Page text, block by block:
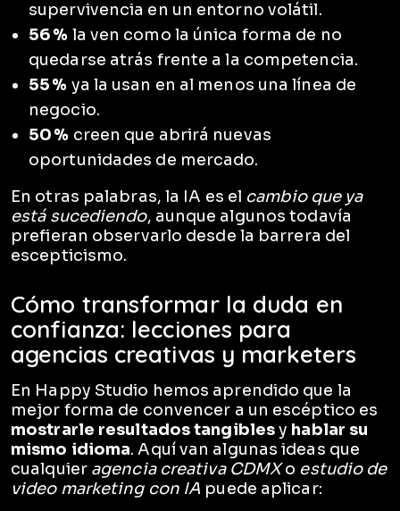
supervivencia en un entorno volátil.
56 % la ven como la única forma de no
quedarse atrás frente a la competencia.
55 % ya la usan en al menos una línea de
negocio.
50 % creen que abrirá nuevas
oportunidades de mercado.
En otras palabras, la IA es el cambio que ya
está sucediendo, aunque algunos todavía
prefieran observarlo desde la barrera del
escepticismo.
Cómo transformar la duda en
confianza: lecciones para
agencias creativas y marketers
En Happy Studio hemos aprendido que la
mejor forma de convencer a un escéptico es
mostrarle resultados tangiblesy hablar su
mismo idioma. Aquí van algunas ideas que
cualquier agencia creativa CDMXo estudio de
video marketing con IA puede aplicar: